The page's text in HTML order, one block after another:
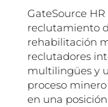
GateSource
reclutamiento
rehabilitación
reclutadores
multilingües y
proceso
en una